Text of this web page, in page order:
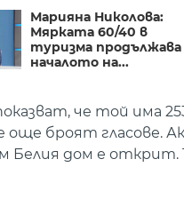
Марияна Николова:
Мярката 60/40 в
туризма продължава
началото на...
че той има
броят гласове.
Белия дом е открит.